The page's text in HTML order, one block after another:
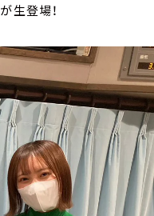
が生登場！